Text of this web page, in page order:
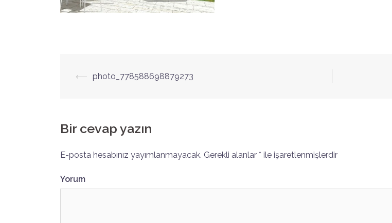
Yazı
⟵ photo_778588698879273
Bir cevap yazın
E-posta hesabınız yayımlanmayacak. Gerekli alanlar * ile işaretlenmişlerdir
Yorum